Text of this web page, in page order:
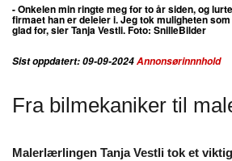
- Onkelen min ringte meg for to år siden, og
firmaet han er deleier i. Jeg tok muligheten
glad for, sier Tanja Vestli. Foto: SnilleBilder
Sist oppdatert: 09-09-2024Annonsørinnnhold
Fra bilmekaniker til
Malerlærlingen Tanja Vestli tok et